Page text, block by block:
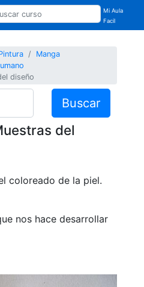
Mi Aula
Facil
Manga
diseño
Buscar
del
coloreado de la piel.
nos hace desarrollar